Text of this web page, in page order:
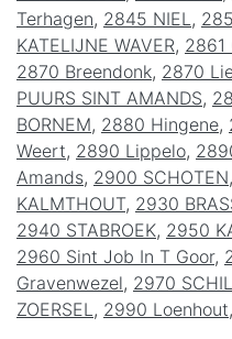
Terhagen, 2845 NIEL ,
KATELIJNE WAVER, 2861
2870 Breendonk, 2870
PUURS SINT AMANDS,
BORNEM, 2880 Hingene,
Weert, 2890 Lippelo,
Amands, 2900 SCHOTEN,
KALMTHOUT, 2930
2940 STABROEK, 2950
2960 Sint Job In T Goor,
Gravenwezel, 2970
ZOERSEL , 2990 Loenhout,